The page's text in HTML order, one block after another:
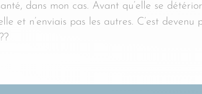
dans mon cas. Avant qu’elle se
et n’enviais pas les autres. C’est devenu